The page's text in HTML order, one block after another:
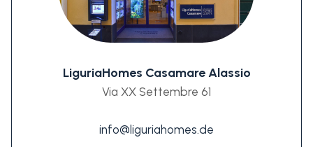
LiguriaHomes Casamare Alassio
Via XX Settembre 61
info@liguriahomes.de